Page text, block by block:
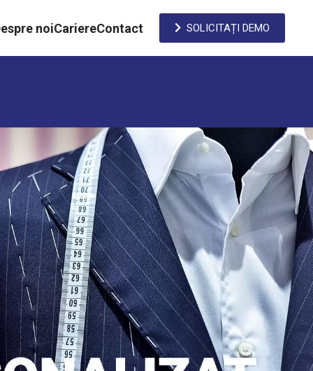
noiCariereContact SOLICITAȚI DEMO